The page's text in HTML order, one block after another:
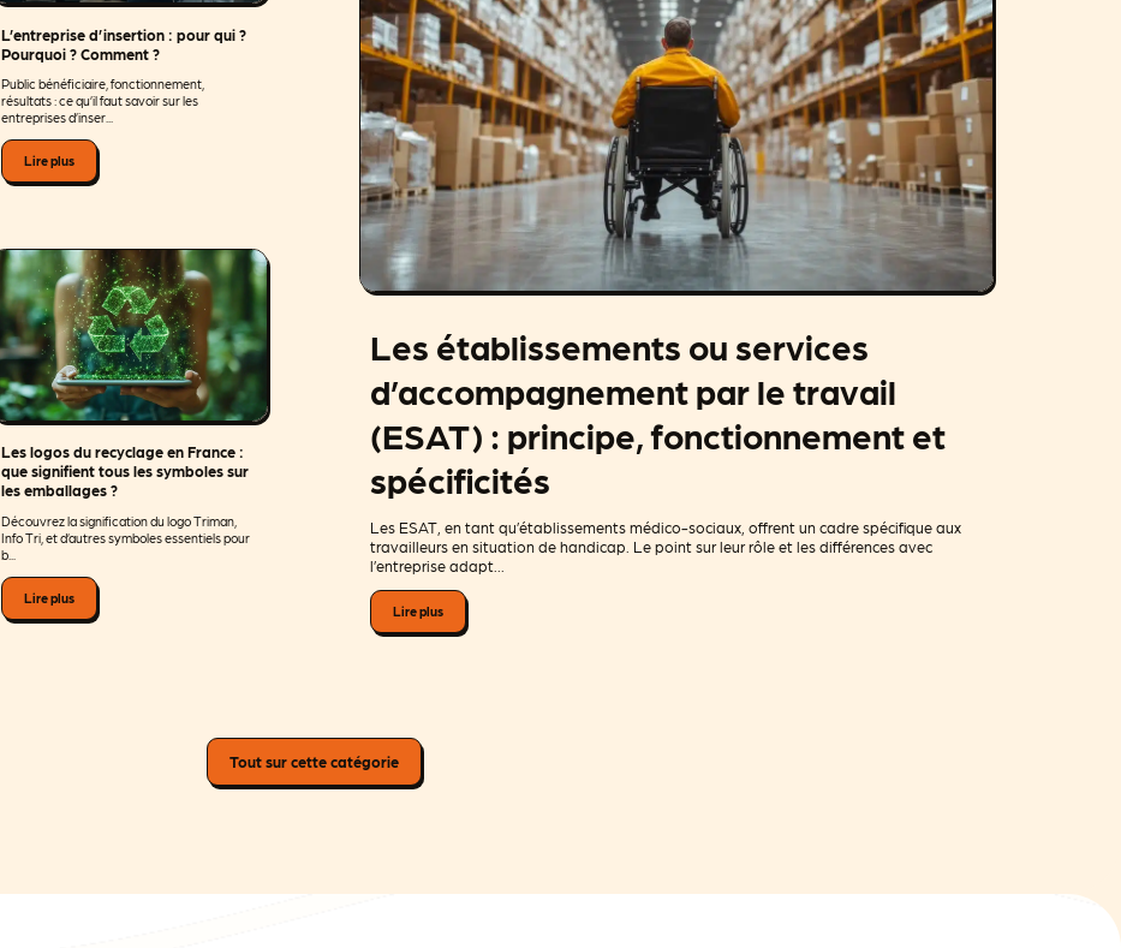
Les établissements ou services
d’accompagnement par le travail
(ESAT) : principe, fonctionnement et
spécificités
Les ESAT, en tant qu’établissements médico-sociaux, offrent un cadre spécifique aux
travailleurs en situation de handicap. Le point sur leur rôle et les différences avec
l’entreprise adapt...
Lire plus
L’entreprise d’insertion : pour qui ?
Pourquoi ? Comment ?
Public bénéficiaire, fonctionnement,
résultats : ce qu’il faut savoir sur les
entreprises d’inser...
Lire plus
Les logos du recyclage en France :
que signifient tous les symboles sur
les emballages ?
Découvrez la signification du logo Triman,
Info Tri, et d’autres symboles essentiels pour
b...
Lire plus
Tout sur cette catégorie